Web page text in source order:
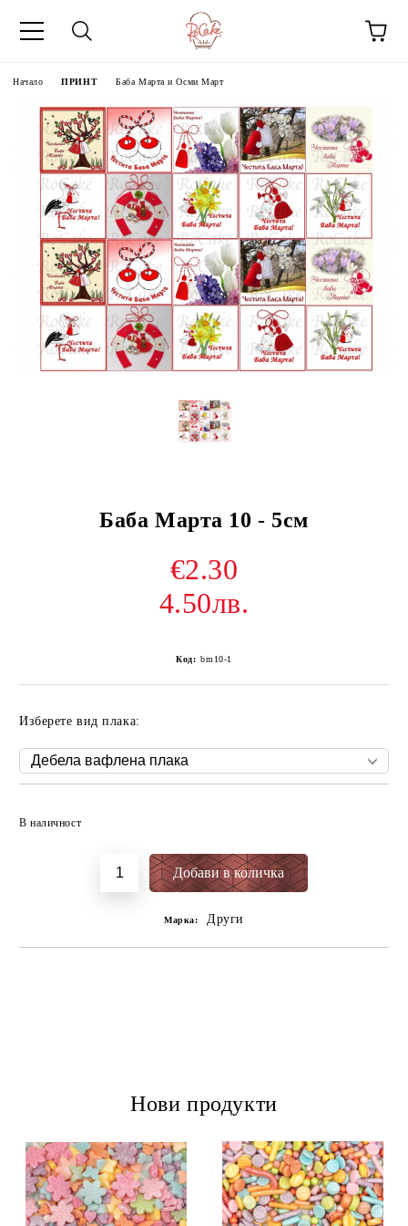
Начало ПРИНТ Баба Марта и Осми Март
Баба Марта 10 - 5см
€2.30
4.50лв.
Код: bm10-1
Изберете вид плака:
В наличност
Марка: Други
Нови продукти